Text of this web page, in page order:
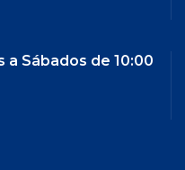
a Sábados de 10:00